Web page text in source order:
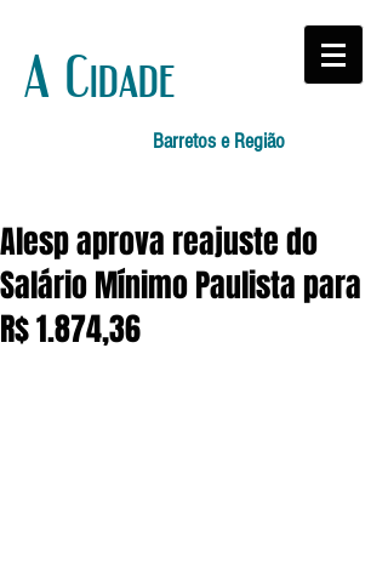
A Cidade
Barretos e Região
Alesp aprova reajuste do
Salário Mínimo Paulista para
R$ 1.874,36